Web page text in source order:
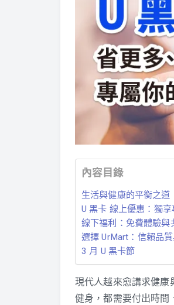
內容目錄
生活與健康的平衡之道
U 黑卡 線上優惠：獨
線下福利：免費體驗與
選擇 UrMart：信賴品
3 月 U 黑卡節
現代人越來愈講求健康
健身，都需要付出時間